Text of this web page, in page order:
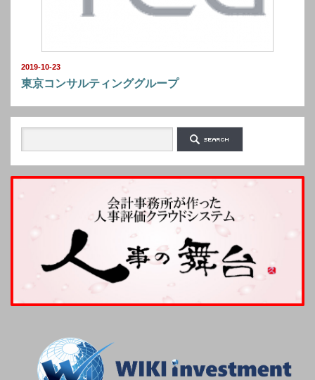
2019-10-23
東京コンサルティンググループ